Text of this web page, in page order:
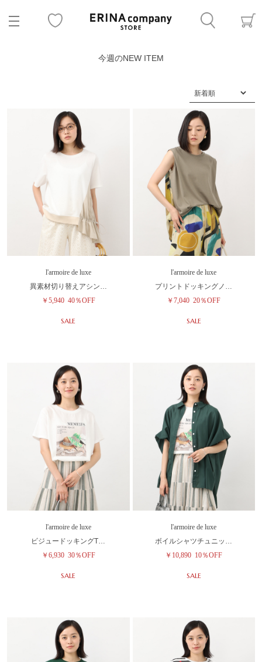
今週のNEW ITEM
l'armoire de luxe
異素材切り替えアシン…
￥5,940 40％OFF
SALE
l'armoire de luxe
プリントドッキングノ…
￥7,040 20％OFF
SALE
l'armoire de luxe
ビジュードッキングT…
￥6,930 30％OFF
SALE
l'armoire de luxe
ボイルシャツチュニッ…
￥10,890 10％OFF
SALE